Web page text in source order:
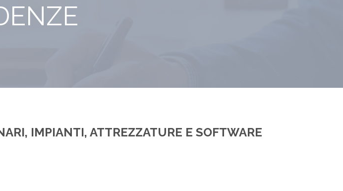
IMPIANTI, ATTREZZATURE E SOFTWARE